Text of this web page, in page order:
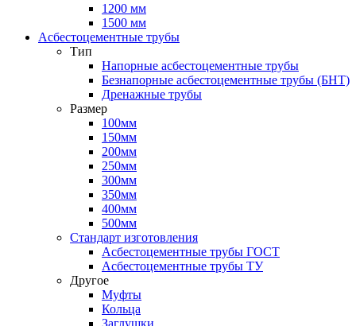
1200 мм
1500 мм
Асбестоцементные трубы
Тип
Напорные асбестоцементные трубы
Безнапорные асбестоцементные трубы (БНТ)
Дренажные трубы
Размер
100мм
150мм
200мм
250мм
300мм
350мм
400мм
500мм
Стандарт изготовления
Асбестоцементные трубы ГОСТ
Асбестоцементные трубы ТУ
Другое
Муфты
Кольца
Заглушки